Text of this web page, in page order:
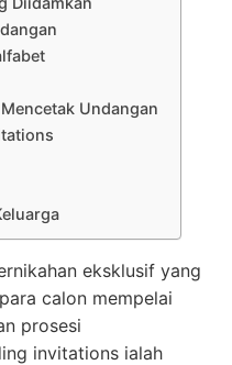
Undangan
eksklusif yang
calon mempelai
prosesi
invitations ialah